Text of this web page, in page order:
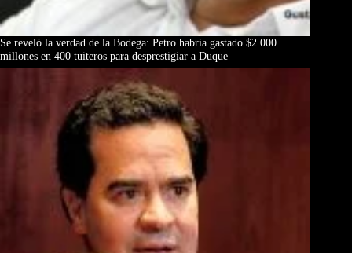
Se reveló la verdad de la Bodega: Petro habría gastado $2.000
millones en 400 tuiteros para desprestigiar a Duque